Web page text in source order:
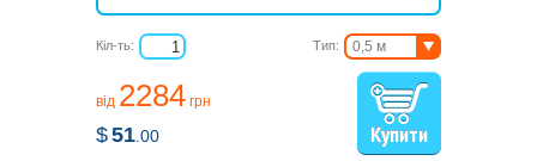
від 2284 грн
$51 .00
Кіл-ть: Тип:
0,5 м
1 м
1,5 м